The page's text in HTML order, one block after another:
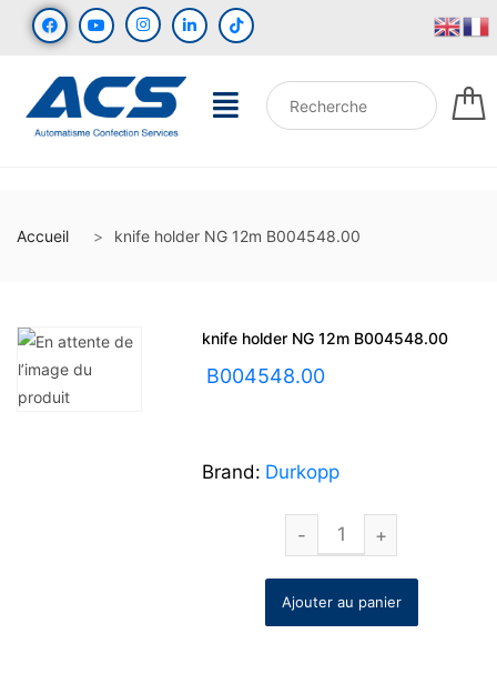
Accueil knife holder NG 12m B004548.00
knife holder NG 12m B004548.00
B004548.00
Brand: Durkopp
Ajouter au panier